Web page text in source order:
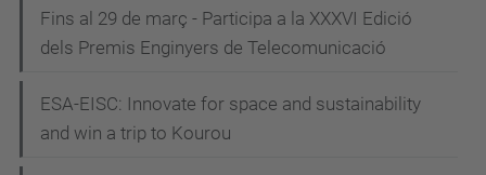
Fins al 29 de març - Participa a la XXXVI Edició
dels Premis Enginyers de Telecomunicació
ESA-EISC: Innovate for space and sustainability
and win a trip to Kourou